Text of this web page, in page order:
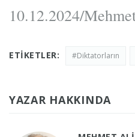
10.12.2024/
ETIKETLER: #Diktatorların
YAZAR HAKKINDA